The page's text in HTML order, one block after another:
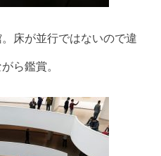
床が並行ではないので違
ら鑑賞。